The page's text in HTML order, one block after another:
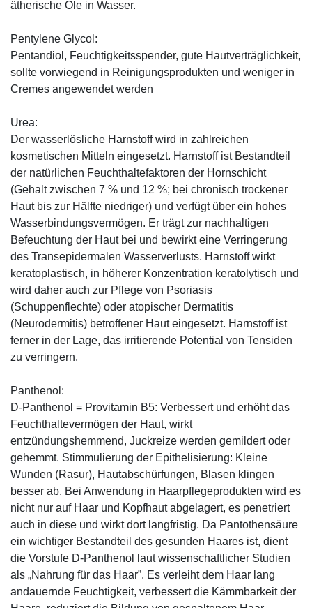
ätherische Öle in Wasser.
Pentylene Glycol:
Pentandiol, Feuchtigkeitsspender, gute Hautverträglichkeit,
sollte vorwiegend in Reinigungsprodukten und weniger in
Cremes angewendet werden
Urea:
Der wasserlösliche Harnstoff wird in zahlreichen
kosmetischen Mitteln eingesetzt. Harnstoff ist Bestandteil
der natürlichen Feuchthaltefaktoren der Hornschicht
(Gehalt zwischen 7 % und 12 %; bei chronisch trockener
Haut bis zur Hälfte niedriger) und verfügt über ein hohes
Wasserbindungsvermögen. Er trägt zur nachhaltigen
Befeuchtung der Haut bei und bewirkt eine Verringerung
des Transepidermalen Wasserverlusts. Harnstoff wirkt
keratoplastisch, in höherer Konzentration keratolytisch und
wird daher auch zur Pflege von Psoriasis
(Schuppenflechte) oder atopischer Dermatitis
(Neurodermitis) betroffener Haut eingesetzt. Harnstoff ist
ferner in der Lage, das irritierende Potential von Tensiden
zu verringern.
Panthenol:
D-Panthenol = Provitamin B5: Verbessert und erhöht das
Feuchthaltevermögen der Haut, wirkt
entzündungshemmend, Juckreize werden gemildert oder
gehemmt. Stimmulierung der Epithelisierung: Kleine
Wunden (Rasur), Hautabschürfungen, Blasen klingen
besser ab. Bei Anwendung in Haarpflegeprodukten wird es
nicht nur auf Haar und Kopfhaut abgelagert, es penetriert
auch in diese und wirkt dort langfristig. Da Pantothensäure
ein wichtiger Bestandteil des gesunden Haares ist, dient
die Vorstufe D-Panthenol laut wissenschaftlicher Studien
als „Nahrung für das Haar”. Es verleiht dem Haar lang
andauernde Feuchtigkeit, verbessert die Kämmbarkeit der